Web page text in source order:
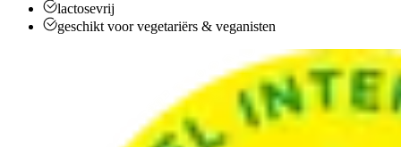
lactosevrij
geschikt voor vegetariërs & veganisten